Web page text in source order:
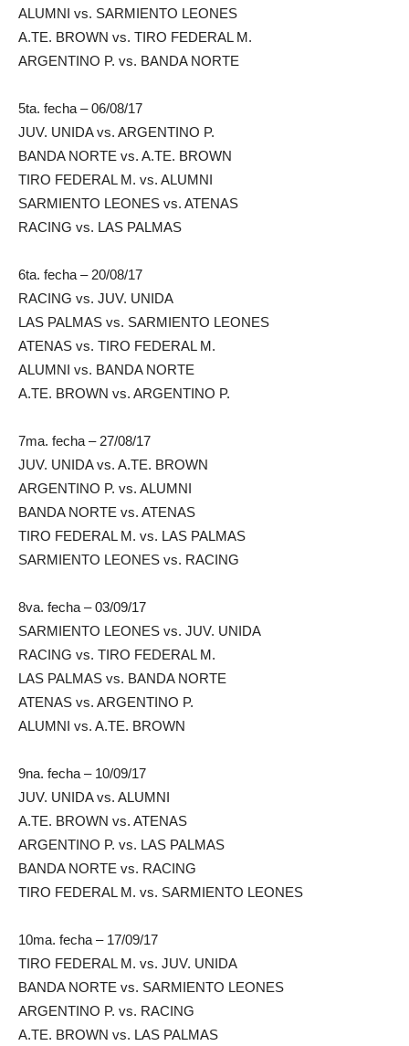
ALUMNI vs. SARMIENTO LEONES
A.TE. BROWN vs. TIRO FEDERAL M.
ARGENTINO P. vs. BANDA NORTE
5ta. fecha – 06/08/17
JUV. UNIDA vs. ARGENTINO P.
BANDA NORTE vs. A.TE. BROWN
TIRO FEDERAL M. vs. ALUMNI
SARMIENTO LEONES vs. ATENAS
RACING vs. LAS PALMAS
6ta. fecha – 20/08/17
RACING vs. JUV. UNIDA
LAS PALMAS vs. SARMIENTO LEONES
ATENAS vs. TIRO FEDERAL M.
ALUMNI vs. BANDA NORTE
A.TE. BROWN vs. ARGENTINO P.
7ma. fecha – 27/08/17
JUV. UNIDA vs. A.TE. BROWN
ARGENTINO P. vs. ALUMNI
BANDA NORTE vs. ATENAS
TIRO FEDERAL M. vs. LAS PALMAS
SARMIENTO LEONES vs. RACING
8va. fecha – 03/09/17
SARMIENTO LEONES vs. JUV. UNIDA
RACING vs. TIRO FEDERAL M.
LAS PALMAS vs. BANDA NORTE
ATENAS vs. ARGENTINO P.
ALUMNI vs. A.TE. BROWN
9na. fecha – 10/09/17
JUV. UNIDA vs. ALUMNI
A.TE. BROWN vs. ATENAS
ARGENTINO P. vs. LAS PALMAS
BANDA NORTE vs. RACING
TIRO FEDERAL M. vs. SARMIENTO LEONES
10ma. fecha – 17/09/17
TIRO FEDERAL M. vs. JUV. UNIDA
BANDA NORTE vs. SARMIENTO LEONES
ARGENTINO P. vs. RACING
A.TE. BROWN vs. LAS PALMAS